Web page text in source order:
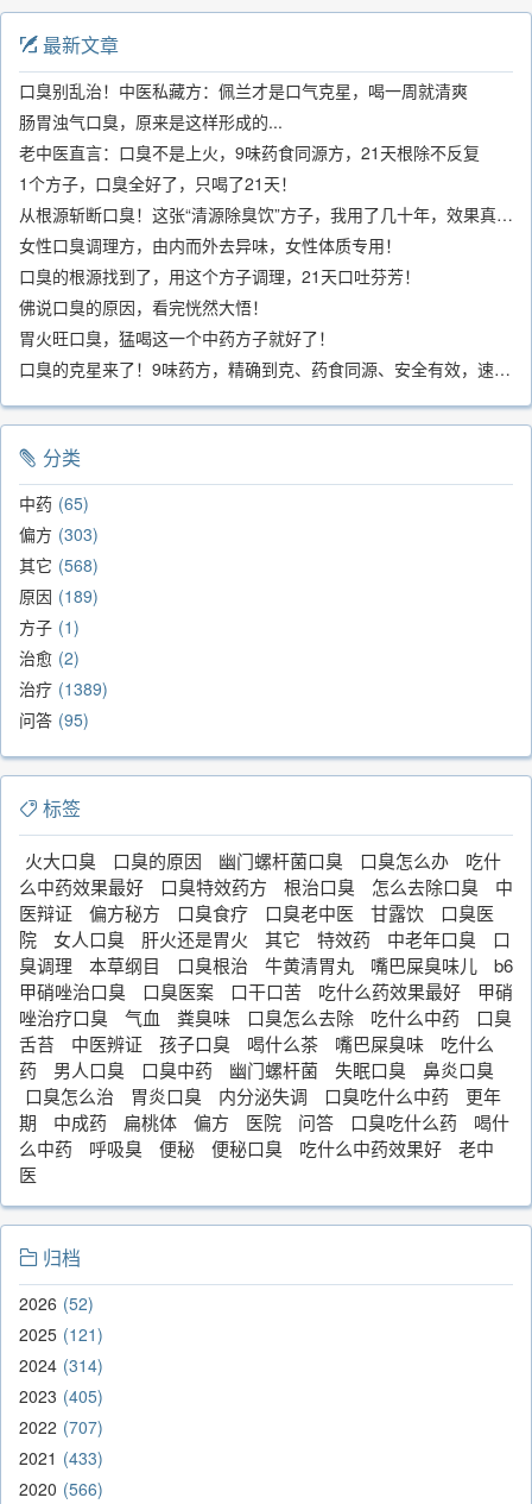
最新文章
口臭别乱治！中医私藏方：佩兰才是口气克星，喝一周就清爽
肠胃浊气口臭，原来是这样形成的...
老中医直言：口臭不是上火，9味药食同源方，21天根除不反复
1个方子，口臭全好了，只喝了21天！
从根源斩断口臭！这张“清源除臭饮”方子，我用了几十年，效果真不错
女性口臭调理方，由内而外去异味，女性体质专用！
口臭的根源找到了，用这个方子调理，21天口吐芬芳！
佛说口臭的原因，看完恍然大悟！
胃火旺口臭，猛喝这一个中药方子就好了！
口臭的克星来了！9味药方，精确到克、药食同源、安全有效，速看！
分类
中药 65
偏方 303
其它 568
原因 189
方子 1
治愈 2
治疗 1389
问答 95
标签
火大口臭 口臭的原因 幽门螺杆菌口臭 口臭怎么办
吃什
么中药效果最好
口臭特效药方 根治口臭 怎么去除口臭
中
医辩证
偏方秘方 口臭食疗 口臭老中医 甘露饮
口臭医
院
女人口臭 肝火还是胃火 其它 特效药 中老年口臭
口
臭调理
本草纲目 口臭根治 牛黄清胃丸 嘴巴屎臭味儿
b6
甲硝唑治口臭
口臭医案 口干口苦 吃什么药效果最好
甲硝
唑治疗口臭
气血 粪臭味 口臭怎么去除 吃什么中药
口臭
舌苔
中医辨证 孩子口臭 喝什么茶 嘴巴屎臭味
吃什么
药
男人口臭 口臭中药 幽门螺杆菌 失眠口臭
鼻炎口臭
口臭怎么治
胃炎口臭 内分泌失调 口臭吃什么中药
更年
期
中成药 扁桃体 偏方 医院 问答 口臭吃什么药
喝什
么中药
呼吸臭 便秘 便秘口臭 吃什么中药效果好
老中
医
归档
2026 52
2025 121
2024 314
2023 405
2022 707
2021
433
2020 566